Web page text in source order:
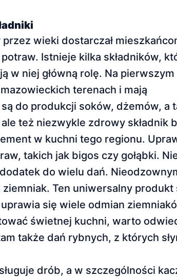
wieki dostarczał
Istnieje kilka składników,
w niej główną rolę. Na pierwszym
terenach i mają
do produkcji soków, dżemów, a
też niezwykle zdrowy składnik
w kuchni tego regionu.
takich jak bigos czy gołąbki.
do wielu dań.
Ten uniwersalny produkt
się wiele odmian
świetnej kuchni, warto
także dań rybnych, z których
drób, a w szczególności